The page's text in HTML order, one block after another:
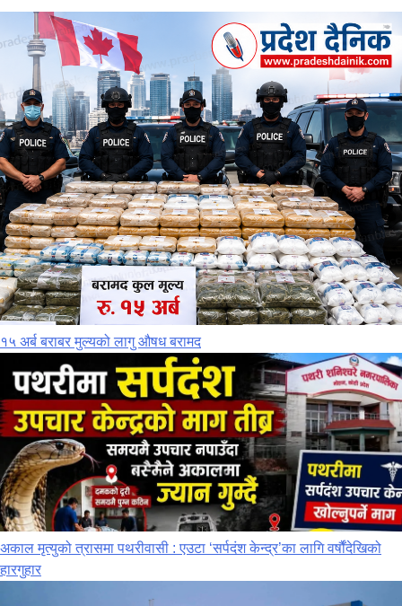
१५ अर्ब बराबर मुल्यको लागु औषध बरामद
अकाल मृत्युको त्रासमा पथरीवासी : एउटा ‘सर्पदंश केन्द्र’का लागि वर्षौंदेखिको
हारगुहार